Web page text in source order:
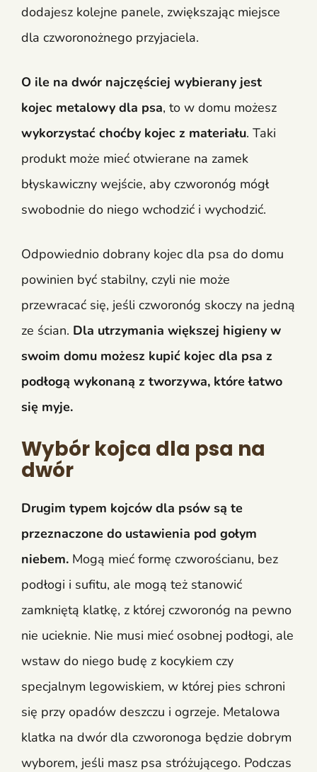
dodajesz kolejne panele, zwiększając miejsce
dla czworonożnego przyjaciela.
O ile na dwór najczęściej wybierany jest
kojec metalowy dla psa, to w domu możesz
wykorzystać choćby kojec z materiału. Taki
produkt może mieć otwierane na zamek
błyskawiczny wejście, aby czworonóg mógł
swobodnie do niego wchodzić i wychodzić.
Odpowiednio dobrany kojec dla psa do domu
powinien być stabilny, czyli nie może
przewracać się, jeśli czworonóg skoczy na jedną
ze ścian. Dla utrzymania większej higieny w
swoim domu możesz kupić kojec dla psa z
podłogą wykonaną z tworzywa, które łatwo
się myje.
Wybór kojca dla psa na
dwór
Drugim typem kojców dla psów są te
przeznaczone do ustawienia pod gołym
niebem. Mogą mieć formę czworościanu, bez
podłogi i sufitu, ale mogą też stanowić
zamkniętą klatkę, z której czworonóg na pewno
nie ucieknie. Nie musi mieć osobnej podłogi, ale
wstaw do niego budę z kocykiem czy
specjalnym legowiskiem, w której pies schroni
się przy opadów deszczu i ogrzeje. Metalowa
klatka na dwór dla czworonoga będzie dobrym
wyborem, jeśli masz psa stróżującego. Podczas